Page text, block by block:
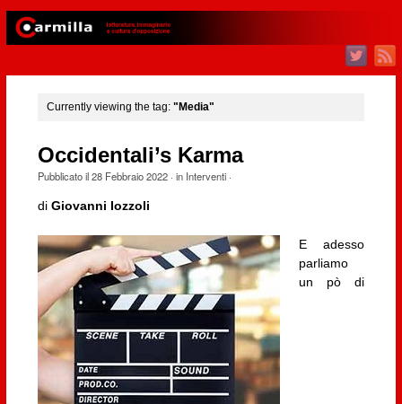
Currently viewing the tag: "Media"
Occidentali’s Karma
Pubblicato il28 Febbraio 2022· in Interventi·
di Giovanni Iozzoli
E adesso
parliamo
un pò di